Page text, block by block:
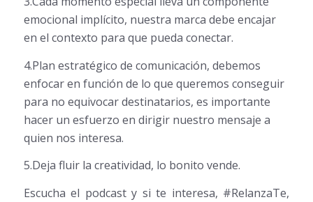
emocional implícito, nuestra marca debe encajar
en el contexto para que pueda conectar.
4.Plan estratégico de comunicación, debemos
enfocar en función de lo que queremos conseguir
para no equivocar destinatarios, es importante
hacer un esfuerzo en dirigir nuestro mensaje a
quien nos interesa.
5.Deja fluir la creatividad, lo bonito vende.
Escucha el podcast y si te interesa, #RelanzaTe,